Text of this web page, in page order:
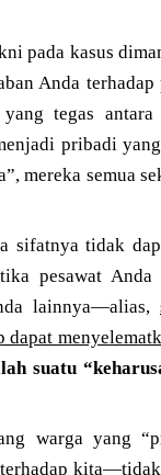
pada kasus
Anda terhadap
tegas antara
pribadi
mereka semua
sifatnya tidak
pesawat Anda
lainnya—alias,
suatu
warga yang